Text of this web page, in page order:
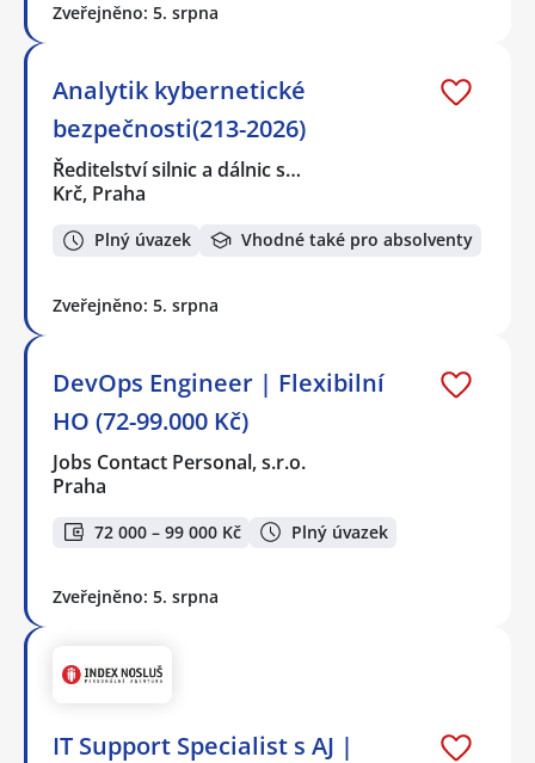
Zveřejněno: 5. srpna
Analytik kybernetické
bezpečnosti(213-2026)
Ředitelství silnic a dálnic s…
Krč, Praha
Plný úvazek Vhodné také pro absolventy
Zveřejněno: 5. srpna
DevOps Engineer | Flexibilní
HO (72-99.000 Kč)
Jobs Contact Personal, s.r.o.
Praha
72 000 – 99 000 Kč Plný úvazek
Zveřejněno: 5. srpna
IT Support Specialist s AJ |